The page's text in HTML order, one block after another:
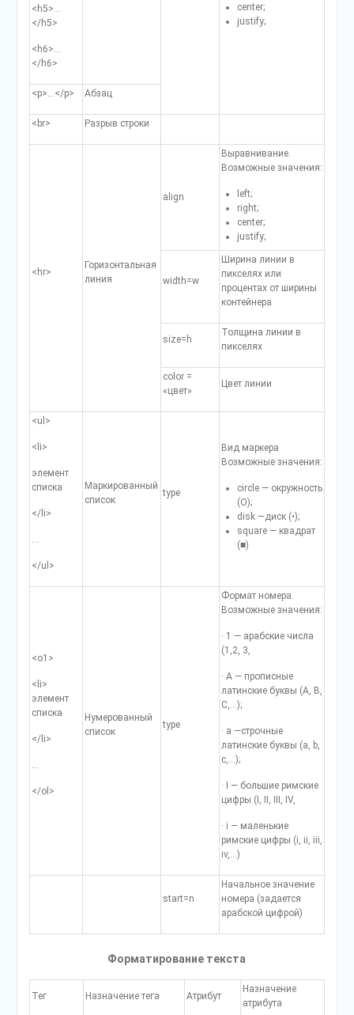
<h5>…
</h5>
<h6>…
</h6>
center;
justify;
<p>…</p> Абзац
<br> Разрыв строки
<hr>
Горизонталь­ная
линия
align
Выравнивание.
Возможные значения:
left;
right;
center;
justify;
width=w
Ширина линии в
пикселях или
процентах от ширины
контейнера
size=h
Толщина линии в
пикселях
color =
«цвет»
Цвет линии
<ul>
<li>
элемент
списка
</li>
</ul>
Маркирован­ный
список
type
Вид маркера
Возможные зна­чения:
circle — окружность
(О);
disk —диск (•);
square — квадрат
(■)
<о1>
<li>
элемент
списка
</li>
</ol>
Нумерованный
список
type
Формат номера.
Возможные значения:
· 1 — арабские числа
(1,2, 3,
· А — прописные
латинские буквы (А, В,
С,…);
· а —строчные
латинские буквы (а, b,
с,…);
· I — большие римские
цифры (I, II, III, IV,
· i — маленькие
римские цифры (i, ii, iii,
iv,…)
start=n
Начальное значение
номера (задается
арабской цифрой)
Форматирование текста
Тег Назначение тега Атрибут
Назначение
атрибута